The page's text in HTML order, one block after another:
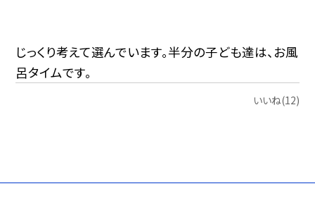
じっくり考えて選んでいます。半分の子ども達は、お風
呂タイムです。
いいね(12)